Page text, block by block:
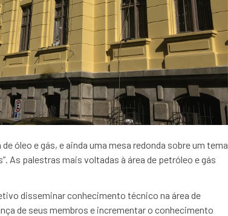
óleo e gás, e ainda uma mesa redonda sobre um tema
As palestras mais voltadas à área de petróleo e gás
disseminar conhecimento técnico na área de
de seus membros e incrementar o conhecimento